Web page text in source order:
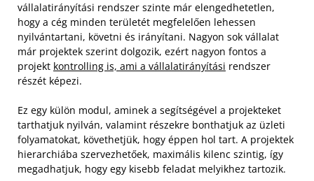
vállalatirányítási rendszer szinte már elengedhetetlen,
hogy a cég minden területét megfelelően lehessen
nyilvántartani, követni és irányítani. Nagyon sok vállalat
már projektek szerint dolgozik, ezért nagyon fontos a
projekt kontrolling is, ami a vállalatirányítási rendszer
részét képezi.
Ez egy külön modul, aminek a segítségével a projekteket
tarthatjuk nyilván, valamint részekre bonthatjuk az üzleti
folyamatokat, követhetjük, hogy éppen hol tart. A projektek
hierarchiába szervezhetőek, maximális kilenc szintig, így
megadhatjuk, hogy egy kisebb feladat melyikhez tartozik.